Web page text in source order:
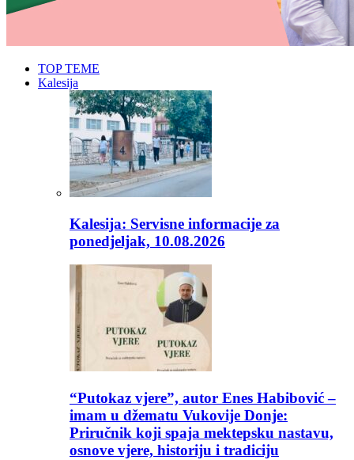
TOP TEME
Kalesija
Kalesija: Servisne informacije za
ponedjeljak, 10.08.2026
“Putokaz vjere”, autor Enes Habibović –
imam u džematu Vukovije Donje:
Priručnik koji spaja mektepsku nastavu,
osnove vjere, historiju i tradiciju